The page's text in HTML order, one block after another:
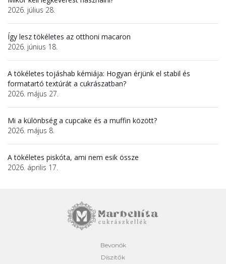
2026. július 28.
Így lesz tökéletes az otthoni macaron
2026. június 18.
A tökéletes tojáshab kémiája: Hogyan érjünk el stabil és
formatartó textúrát a cukrászatban?
2026. május 27.
Mi a különbség a cupcake és a muffin között?
2026. május 8.
A tökéletes piskóta, ami nem esik össze
2026. április 17.
Bevonók
Díszítők